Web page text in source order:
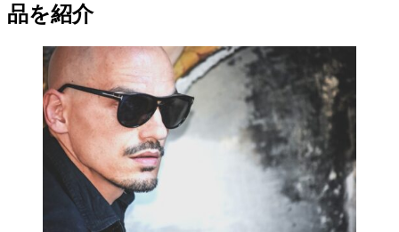
品を紹介